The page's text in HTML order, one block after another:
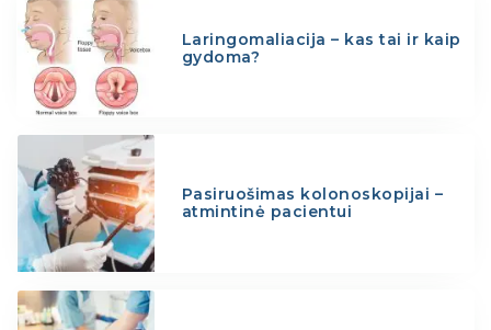
Laringomaliacija – kas tai ir kaip
gydoma?
Pasiruošimas kolonoskopijai –
atmintinė pacientui